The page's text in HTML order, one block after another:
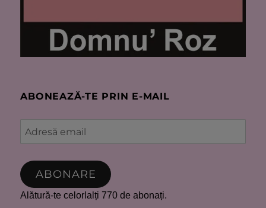
ABONEAZĂ-TE PRIN E-MAIL
Adresă
email
ABONARE
Alătură-te celorlalți 770 de abonați.